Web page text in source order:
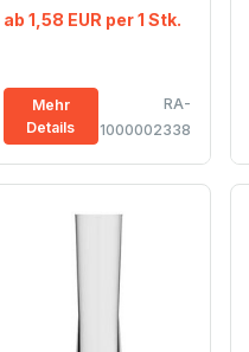
ab 1,58 EUR per 1 Stk.
Mehr
Details
RA-
1000002338